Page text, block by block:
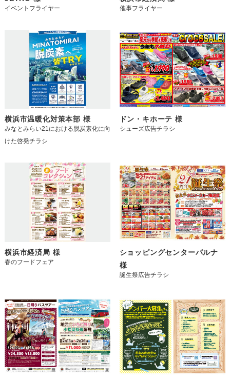
イベントフライヤー 催事フライヤー
横浜市温暖化対策本部 様
みなとみらい21における脱炭素化に向
けた啓発チラシ
ドン・キホーテ 様
シューズ広告チラシ
横浜市経済局 様
春のフードフェア
ショッピングセンターパルナ
様
誕生祭広告チラシ